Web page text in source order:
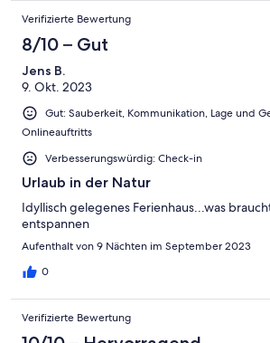
Verifizierte Bewertung
8/10 – Gut
Jens B.
9. Okt. 2023
Gut: Sauberkeit, Kommunikation, Lage und
Onlineauftritts
Verbesserungswürdig: Check-in
Urlaub in der Natur
Idyllisch gelegenes Ferienhaus...was
entspannen
Aufenthalt von 9 Nächten im September 2023
0
Verifizierte Bewertung